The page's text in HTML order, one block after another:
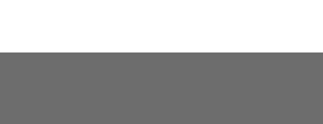
Feb 20, 2026